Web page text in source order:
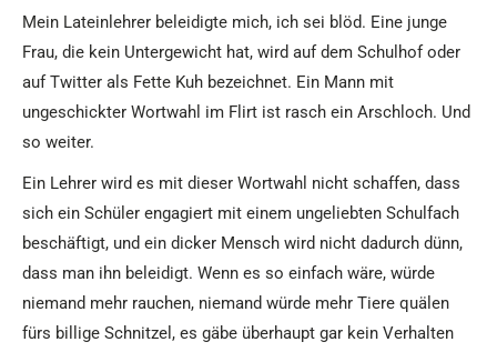
Mein Lateinlehrer beleidigte mich, ich sei blöd. Eine junge
Frau, die kein Untergewicht hat, wird auf dem Schulhof oder
auf Twitter als Fette Kuh bezeichnet. Ein Mann mit
ungeschickter Wortwahl im Flirt ist rasch ein Arschloch. Und
so weiter.
Ein Lehrer wird es mit dieser Wortwahl nicht schaffen, dass
sich ein Schüler engagiert mit einem ungeliebten Schulfach
beschäftigt, und ein dicker Mensch wird nicht dadurch dünn,
dass man ihn beleidigt. Wenn es so einfach wäre, würde
niemand mehr rauchen, niemand würde mehr Tiere quälen
fürs billige Schnitzel, es gäbe überhaupt gar kein Verhalten